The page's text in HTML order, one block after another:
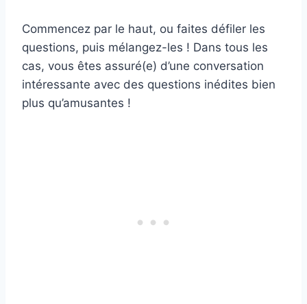
Commencez par le haut, ou faites défiler les
questions, puis mélangez-les ! Dans tous les
cas, vous êtes assuré(e) d’une conversation
intéressante avec des questions inédites bien
plus qu’amusantes !